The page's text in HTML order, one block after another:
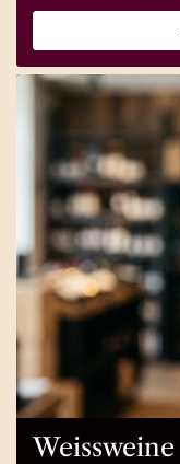
Weissweine